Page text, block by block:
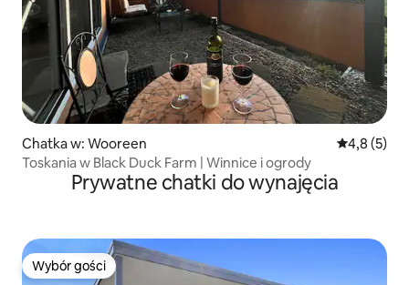
Chatka w: Wooreen Średnia
4,8 (5)
Toskania w Black Duck Farm | Winnice i ogrody
Prywatne chatki do wynajęcia
Wybór gości
Wybór gości